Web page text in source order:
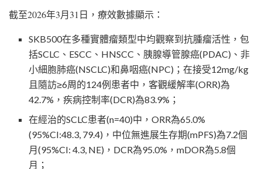
截至2026年3月31日，療效數據顯示：
SKB500在多種實體瘤類型中均觀察到抗腫瘤活性，包
括SCLC、ESCC、HNSCC、胰腺導管腺癌(PDAC)、非
小細胞肺癌(NSCLC)和鼻咽癌(NPC)；在接受12mg/kg
且隨訪≥6周的124例患者中，客觀緩解率(ORR)為
42.7%，疾病控制率(DCR)為83.9%；
在經治的SCLC患者(n=40)中，ORR為65.0%
(95%CI:48.3, 79.4)，中位無進展生存期(mPFS)為7.2個
月(95%CI: 4.3, NE)，DCR為95.0%，mDOR為5.8個
月；